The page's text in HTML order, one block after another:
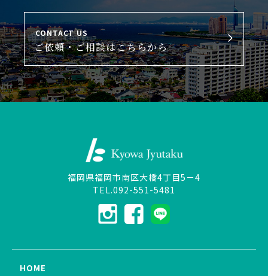
CONTACT US
ご依頼・ご相談はこちらから
福岡県福岡市南区大橋4丁目5－4
TEL.092-551-5481
HOME